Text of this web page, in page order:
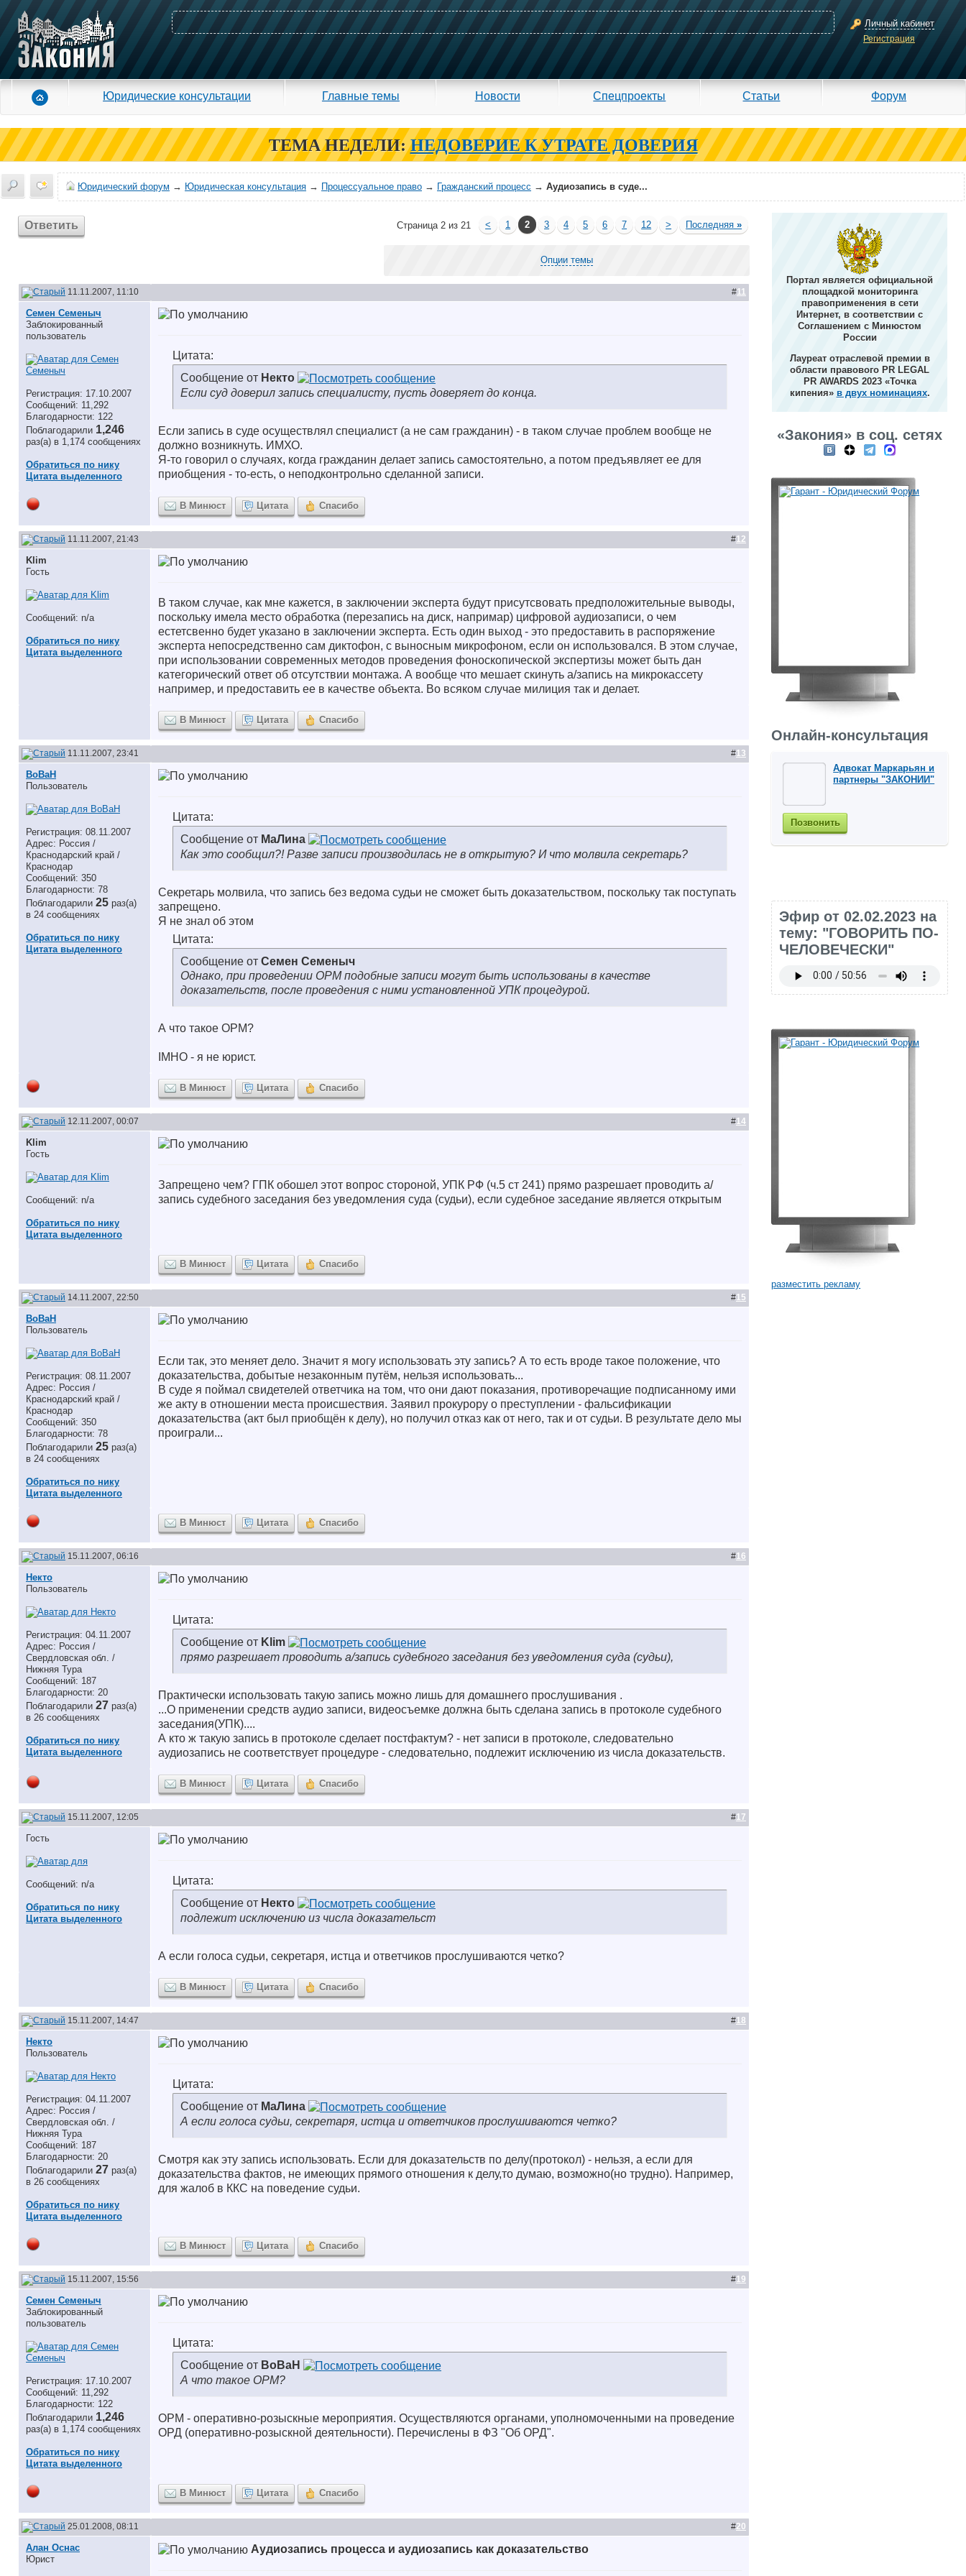
Личный кабинет
Регистрация
Юридические консультации Главные темы Новости Спецпроекты Статьи Форум
ТЕМА НЕДЕЛИ: НЕДОВЕРИЕ К УТРАТЕ ДОВЕРИЯ
Юридический форум → Юридическая консультация → Процессуальное право → Гражданский процесс → Аудиозапись в суде...
Ответить Страница 2 из 21 < 1 2 3 4 5 6 7 12 > Последняя»
Опции темы
11.11.2007, 11:10 #11
Семен Семеныч
Заблокированный
пользователь
Регистрация: 17.10.2007
Сообщений: 11,292
Благодарности: 122
Поблагодарили 1,246
раз(а) в 1,174 сообщениях
Обратиться по нику
Цитата выделенного
Цитата:
Сообщение от Некто
Если суд доверил запись специалисту, пусть доверяет до конца.
Если запись в суде осуществлял специалист (а не сам гражданин) - в таком случае проблем вообще не
должно возникнуть. ИМХО.
Я-то говорил о случаях, когда гражданин делает запись самостоятельно, а потом предъявляет ее для
приобщения - то-есть, о неподконтрольно сделанной записи.
В Минюст Цитата Спасибо
11.11.2007, 21:43 #12
Klim
Гость
Сообщений: n/a
Обратиться по нику
Цитата выделенного
В таком случае, как мне кажется, в заключении эксперта будут присутсвовать предположительные выводы,
поскольку имела место обработка (перезапись на диск, напримар) цифровой аудиозаписи, о чем
естетсвенно будет указано в заключении эксперта. Есть один выход - это предоставить в распоряжение
эксперта непосредственно сам диктофон, с выносным микрофоном, если он использовался. В этом случае,
при использовании современных методов проведения фоноскопической экспертизы может быть дан
категорический ответ об отсутствии монтажа. А вообще что мешает скинуть а/запись на микрокассету
например, и предоставить ее в качестве объекта. Во всяком случае милиция так и делает.
В Минюст Цитата Спасибо
11.11.2007, 23:41 #13
BoBaH
Пользователь
Регистрация: 08.11.2007
Адрес: Россия /
Краснодарский край /
Краснодар
Сообщений: 350
Благодарности: 78
Поблагодарили 25 раз(а)
в 24 сообщениях
Обратиться по нику
Цитата выделенного
Цитата:
Сообщение от МаЛина
Как это сообщил?! Разве записи производилась не в открытую? И что молвила секретарь?
Секретарь молвила, что запись без ведома судьи не сможет быть доказательством, поскольку так поступать
запрещено.
Я не знал об этом
Цитата:
Сообщение от Семен Семеныч
Однако, при проведении ОРМ подобные записи могут быть использованы в качестве
доказательств, после проведения с ними установленной УПК процедурой.
А что такое ОРМ?
IMHO - я не юрист.
В Минюст Цитата Спасибо
12.11.2007, 00:07 #14
Klim
Гость
Сообщений: n/a
Обратиться по нику
Цитата выделенного
Запрещено чем? ГПК обошел этот вопрос стороной, УПК РФ (ч.5 ст 241) прямо разрешает проводить а/
запись судебного заседания без уведомления суда (судьи), если судебное заседание является открытым
В Минюст Цитата Спасибо
14.11.2007, 22:50 #15
BoBaH
Пользователь
Регистрация: 08.11.2007
Адрес: Россия /
Краснодарский край /
Краснодар
Сообщений: 350
Благодарности: 78
Поблагодарили 25 раз(а)
в 24 сообщениях
Обратиться по нику
Цитата выделенного
Если так, это меняет дело. Значит я могу использовать эту запись? А то есть вроде такое положение, что
доказательства, добытые незаконным путём, нельзя использовать...
В суде я поймал свидетелей ответчика на том, что они дают показания, противоречащие подписанному ими
же акту в отношении места происшествия. Заявил прокурору о преступлении - фальсификации
доказательства (акт был приобщён к делу), но получил отказ как от него, так и от судьи. В результате дело мы
проиграли...
В Минюст Цитата Спасибо
15.11.2007, 06:16 #16
Некто
Пользователь
Регистрация: 04.11.2007
Адрес: Россия /
Свердловская обл. /
Нижняя Тура
Сообщений: 187
Благодарности: 20
Поблагодарили 27 раз(а)
в 26 сообщениях
Обратиться по нику
Цитата выделенного
Цитата:
Сообщение от Klim
прямо разрешает проводить а/запись судебного заседания без уведомления суда (судьи),
Практически использовать такую запись можно лишь для домашнего прослушивания .
...О применении средств аудио записи, видеосъемке должна быть сделана запись в протоколе судебного
заседания(УПК)....
А кто ж такую запись в протоколе сделает постфактум? - нет записи в протоколе, следовательно
аудиозапись не соответствует процедуре - следовательно, подлежит исключению из числа доказательств.
В Минюст Цитата Спасибо
15.11.2007, 12:05 #17
Гость
Сообщений: n/a
Обратиться по нику
Цитата выделенного
Цитата:
Сообщение от Некто
подлежит исключению из числа доказательст
А если голоса судьи, секретаря, истца и ответчиков прослушиваются четко?
В Минюст Цитата Спасибо
15.11.2007, 14:47 #18
Некто
Пользователь
Регистрация: 04.11.2007
Адрес: Россия /
Свердловская обл. /
Нижняя Тура
Сообщений: 187
Благодарности: 20
Поблагодарили 27 раз(а)
в 26 сообщениях
Обратиться по нику
Цитата выделенного
Цитата:
Сообщение от МаЛина
А если голоса судьи, секретаря, истца и ответчиков прослушиваются четко?
Смотря как эту запись использовать. Если для доказательств по делу(протокол) - нельзя, а если для
доказательства фактов, не имеющих прямого отношения к делу,то думаю, возможно(но трудно). Например,
для жалоб в ККС на поведение судьи.
В Минюст Цитата Спасибо
15.11.2007, 15:56 #19
Семен Семеныч
Заблокированный
пользователь
Регистрация: 17.10.2007
Сообщений: 11,292
Благодарности: 122
Поблагодарили 1,246
раз(а) в 1,174 сообщениях
Обратиться по нику
Цитата выделенного
Цитата:
Сообщение от BoBaH
А что такое ОРМ?
ОРМ - оперативно-розыскные мероприятия. Осуществляются органами, уполномоченными на проведение
ОРД (оперативно-розыскной деятельности). Перечислены в ФЗ "Об ОРД".
В Минюст Цитата Спасибо
25.01.2008, 08:11 #20
Алан Оснас
Юрист
Аудиозапись процесса и аудиозапись как доказательство
Портал является официальной
площадкой мониторинга
правоприменения в сети
Интернет, в соответствии с
Соглашением с Минюстом
России
Лауреат отраслевой премии в
области правового PR LEGAL
PR AWARDS 2023 «Точка
кипения» в двух номинациях.
«Закония» в соц. сетях
Онлайн-консультация
Адвокат Маркарьян и
партнеры "ЗАКОНИИ"
Позвонить
Эфир от 02.02.2023 на
тему: "ГОВОРИТЬ ПО-
ЧЕЛОВЕЧЕСКИ"
разместить рекламу